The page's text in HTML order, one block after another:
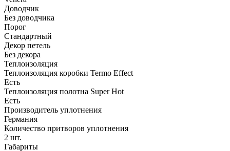
Доводчик
Без доводчика
Порог
Стандартный
Декор петель
Без декора
Теплоизоляция
Теплоизоляция коробки Termo Effect
Есть
Теплоизоляция полотна Super Нot
Есть
Производитель уплотнения
Германия
Количество притворов уплотнения
2 шт.
Габариты